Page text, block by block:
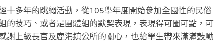
十多年的跳繩活動，從105學年度開始參加全國性的民俗
的技巧、或者是團體組的默契表現，表現得可圈可點，可
謝上級長官及鹿港鎮公所的關心，也給學生帶來滿滿鼓勵